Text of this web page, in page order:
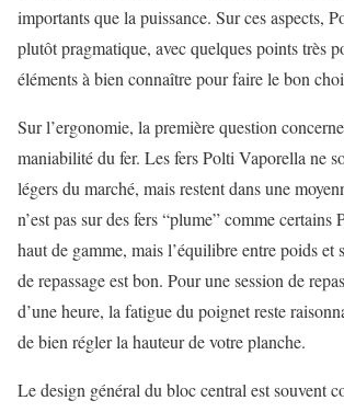
importants que la puissance. Sur ces aspects,
plutôt pragmatique, avec quelques points très
éléments à bien connaître pour faire le bon
Sur l’ergonomie, la première question
maniabilité du fer. Les fers Polti Vaporella ne
légers du marché, mais restent dans une
n’est pas sur des fers “plume” comme certains
haut de gamme, mais l’équilibre entre poids et
de repassage est bon. Pour une session de
d’une heure, la fatigue du poignet reste
de bien régler la hauteur de votre planche.
Le design général du bloc central est souvent